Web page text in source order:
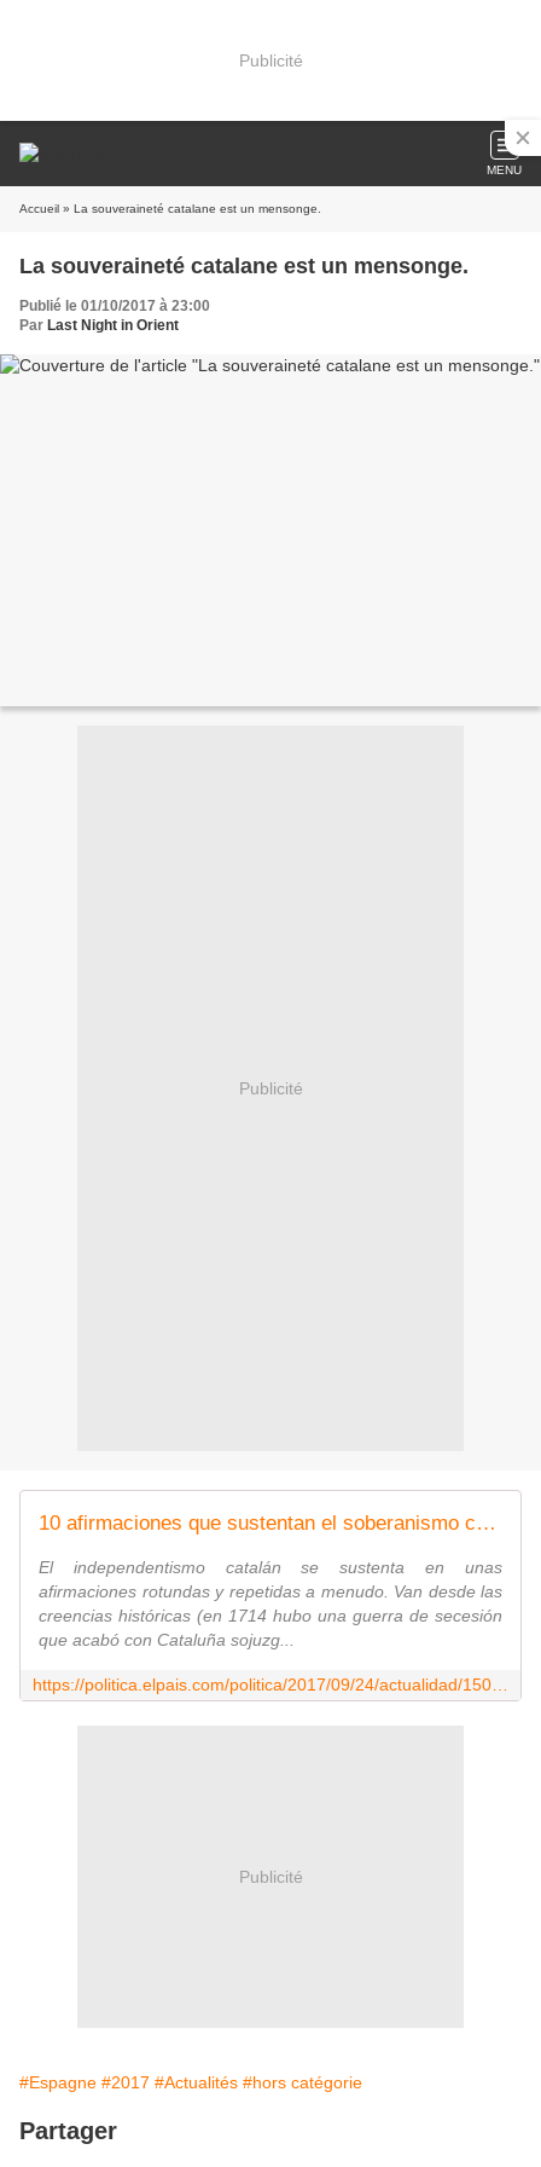
Publicité
MENU
Accueil » La souveraineté catalane est un mensonge.
La souveraineté catalane est un mensonge.
Publié le 01/10/2017 à 23:00
Par Last Night in Orient
Publicité
10 afirmaciones que sustentan el soberanismo catalán y no son verdad
El independentismo catalán se sustenta en unas
afirmaciones rotundas y repetidas a menudo. Van desde las
creencias históricas (en 1714 hubo una guerra de secesión
que acabó con Cataluña sojuzg...
Publicité
#Espagne #2017 #Actualités #hors catégorie
Partager